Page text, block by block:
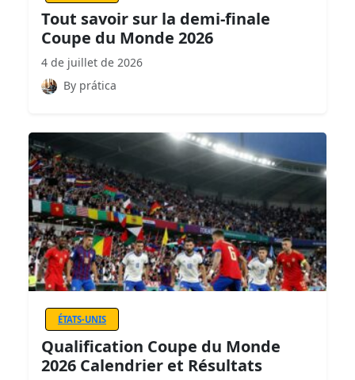
Tout savoir sur la demi-finale
Coupe du Monde 2026
4 de juillet de 2026
By prática
ÉTATS-UNIS
Qualification Coupe du Monde
2026 Calendrier et Résultats